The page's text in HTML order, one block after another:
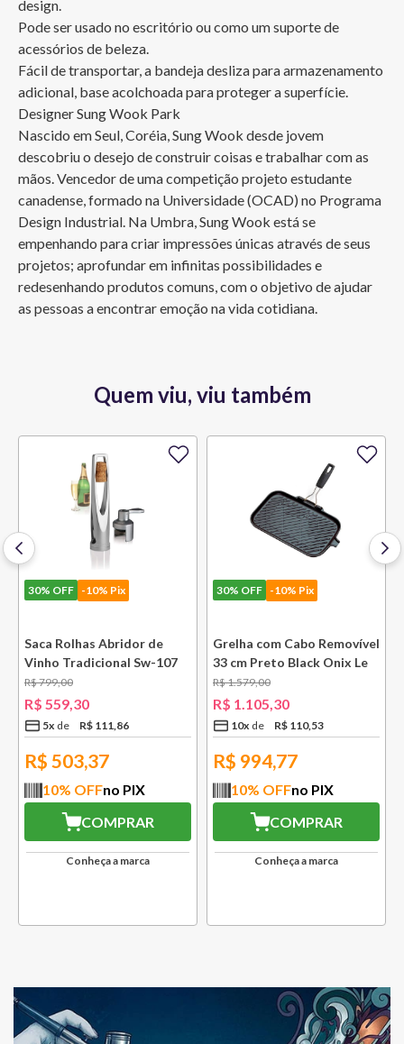
design.
Pode ser usado no escritório ou como um suporte de
acessórios de beleza.
Fácil de transportar, a bandeja desliza para armazenamento
adicional, base acolchoada para proteger a superfície.
Designer Sung Wook Park
Nascido em Seul, Coréia, Sung Wook desde jovem
descobriu o desejo de construir coisas e trabalhar com as
mãos. Vencedor de uma competição projeto estudante
canadense, formado na Universidade (OCAD) no Programa
Design Industrial. Na Umbra, Sung Wook está se
empenhando para criar impressões únicas através de seus
projetos; aprofundar em infinitas possibilidades e
redesenhando produtos comuns, com o objetivo de ajudar
as pessoas a encontrar emoção na vida cotidiana.
Quem viu, viu também
30% OFF -10% Pix
Saca Rolhas Abridor de
Vinho Tradicional Sw-107
Ply Le Creuset
R$799,00
R$ 559,30
5x R$ 111,86
R$ 503,37
10% OFFno PIX
COMPRAR
Conheça a marca
30% OFF -10% Pix
Grelha com Cabo Removível
33 cm Preto Black Onix Le
Creuset
R$1.579,00
R$ 1.105,30
10x R$ 110,53
R$ 994,77
10% OFFno PIX
COMPRAR
Conheça a marca